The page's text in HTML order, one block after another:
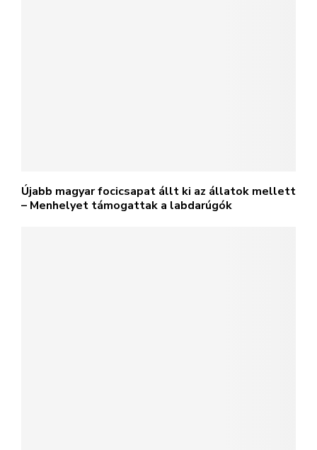
Újabb magyar focicsapat állt ki az állatok mellett
– Menhelyet támogattak a labdarúgók